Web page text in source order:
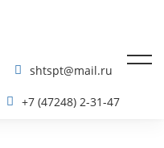
shtspt@mail.ru
+7 (47248) 2-31-47